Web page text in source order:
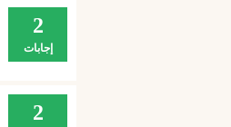
2
إجابات
2